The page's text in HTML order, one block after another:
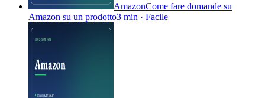
AmazonCome fare domande su
Amazon su un prodotto3 min · Facile